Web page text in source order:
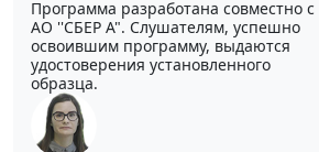
Программа разработана совместно с
АО ''СБЕР А". Слушателям, успешно
освоившим программу, выдаются
удостоверения установленного
образца.